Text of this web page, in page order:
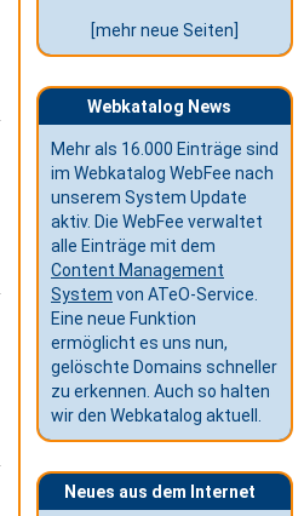
[mehr neue Seiten]
Webkatalog News
Mehr als 16.000 Einträge sind
im Webkatalog WebFee nach
unserem System Update
aktiv. Die WebFee verwaltet
alle Einträge mit dem
Content Management
System von ATeO-Service.
Eine neue Funktion
ermöglicht es uns nun,
gelöschte Domains schneller
zu erkennen. Auch so halten
wir den Webkatalog aktuell.
Neues aus dem Internet